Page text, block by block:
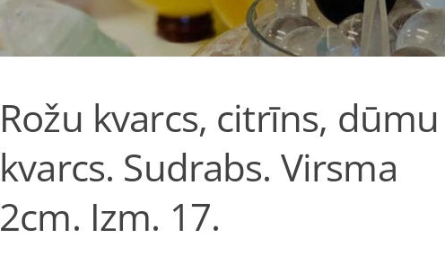
Rožu kvarcs, citrīns, dūmu
kvarcs. Sudrabs. Virsma
2cm. Izm. 17.